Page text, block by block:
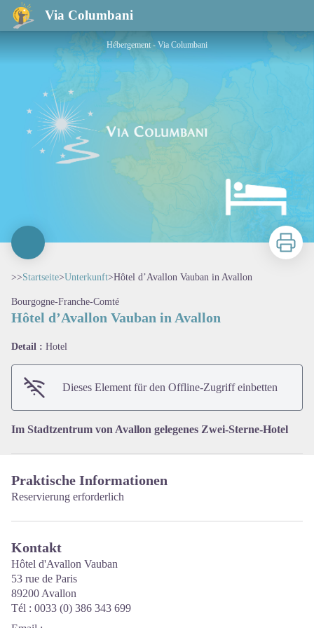
Via Columbani
Hôtel d’Avallon Vauban in Avallon
Hébergement - Via Columbani
Zu
>>Startseite>Unterkunft>Hôtel d’Avallon Vauban in Avallon
Bourgogne-Franche-Comté
Hôtel d’Avallon Vauban in Avallon
Detail : Hotel
Dieses Element für den Offline-Zugriff einbetten
Im Stadtzentrum von Avallon gelegenes Zwei-Sterne-Hotel
Praktische Informationen
Reservierung erforderlich
Kontakt
Hôtel d'Avallon Vauban
53 rue de Paris
89200 Avallon
Tél : 0033 (0) 386 343 699